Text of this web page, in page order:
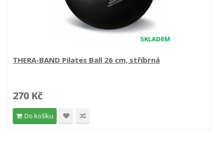
SKLADEM
THERA-BAND Pilates Ball 26 cm, stříbrná
270 Kč
Do košíku